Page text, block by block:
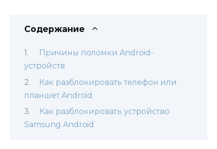
Содержание
Причины поломки Android-
устройств
Как разблокировать телефон или
планшет Android
Как разблокировать устройство
Samsung Android